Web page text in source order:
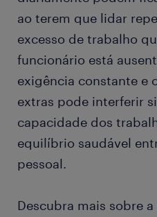
ao terem que lidar
excesso de trabalho
funcionário está
exigência constante e
extras pode interferir
capacidade dos
equilíbrio saudável
pessoal.
Descubra mais sobre